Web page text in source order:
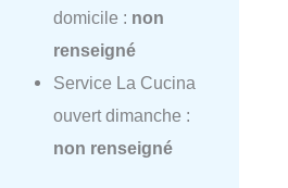
domicile : non
renseigné
Service La Cucina
ouvert dimanche :
non renseigné